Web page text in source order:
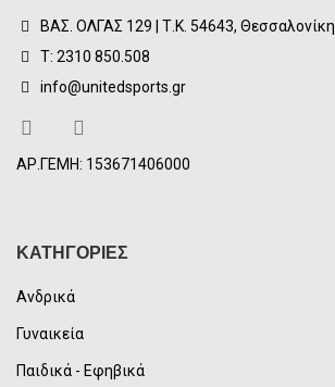
ΒΑΣ. ΟΛΓΑΣ 129 | Τ.Κ. 54643, Θεσσαλονίκη
Τ: 2310 850.508
info@unitedsports.gr
ΑΡ.ΓΕΜΗ: 153671406000
ΚΑΤΗΓΟΡΙΕΣ
Ανδρικά
Γυναικεία
Παιδικά - Εφηβικά